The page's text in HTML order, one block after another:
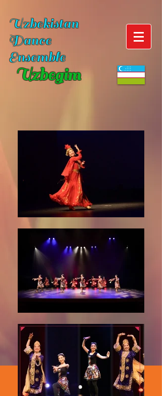
Uzbekistan
Dance
Ensemble
Uzbegim